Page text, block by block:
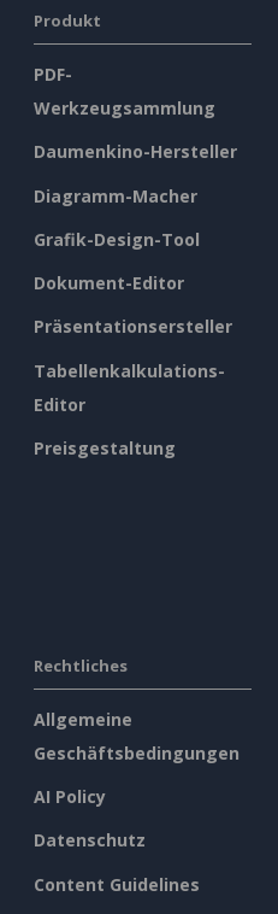
Produkt
PDF-
Werkzeugsammlung
Daumenkino-Hersteller
Diagramm-Macher
Grafik-Design-Tool
Dokument-Editor
Präsentationsersteller
Tabellenkalkulations-
Editor
Preisgestaltung
Rechtliches
Allgemeine
Geschäftsbedingungen
AI Policy
Datenschutz
Content Guidelines